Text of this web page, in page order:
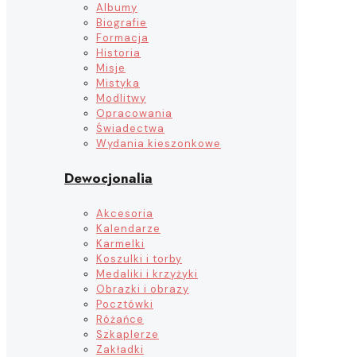
Albumy
Biografie
Formacja
Historia
Misje
Mistyka
Modlitwy
Opracowania
Świadectwa
Wydania kieszonkowe
Dewocjonalia
Akcesoria
Kalendarze
Karmelki
Koszulki i torby
Medaliki i krzyżyki
Obrazki i obrazy
Pocztówki
Różańce
Szkaplerze
Zakładki